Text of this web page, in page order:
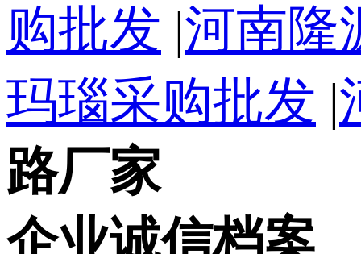
购批发 |河南隆
玛瑙采购批发 |
路厂家
企业诚信档案